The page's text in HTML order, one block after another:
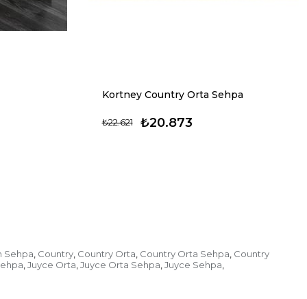
Kortney Country Orta Sehpa
₺20.873
₺22.621
Sehpa Country Country Orta Country Orta Sehpa Country
Juyce Orta Juyce Orta Sehpa Juyce Sehpa